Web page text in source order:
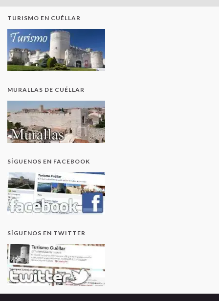
TURISMO EN CUÉLLAR
MURALLAS DE CUÉLLAR
SÍGUENOS EN FACEBOOK
SÍGUENOS EN TWITTER